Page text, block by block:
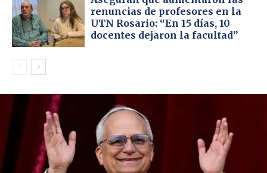
renuncias de profesores en la
UTN Rosario: “En 15 días, 10
docentes dejaron la facultad”